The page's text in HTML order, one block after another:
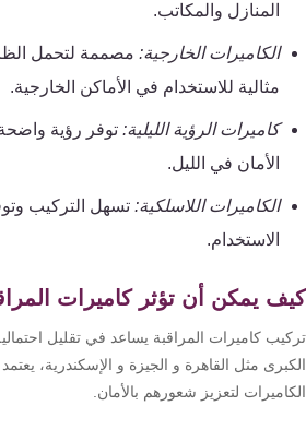
المنازل والمكاتب.
الكاميرات الخارجية:مصممة لتحمل
مثالية للاستخدام في الأماكن الخارجية.
كاميرات الرؤية الليلية:توفر رؤية واضحة
الأمان في الليل.
الكاميرات اللاسلكية:تسهل التركيب
الاستخدام.
يمكن أن تؤثر كاميرات
كاميرات المراقبة يساعد في تقليل
مثل القاهرة و الجيزة و الإسكندرية،
لتعزيز شعورهم بالأمان.